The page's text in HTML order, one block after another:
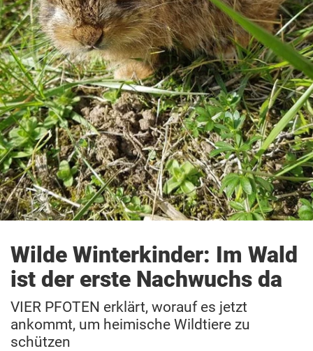
Wilde Winterkinder: Im Wald
ist der erste Nachwuchs da
VIER PFOTEN erklärt, worauf es jetzt
ankommt, um heimische Wildtiere zu
schützen
Spenden
Tickets